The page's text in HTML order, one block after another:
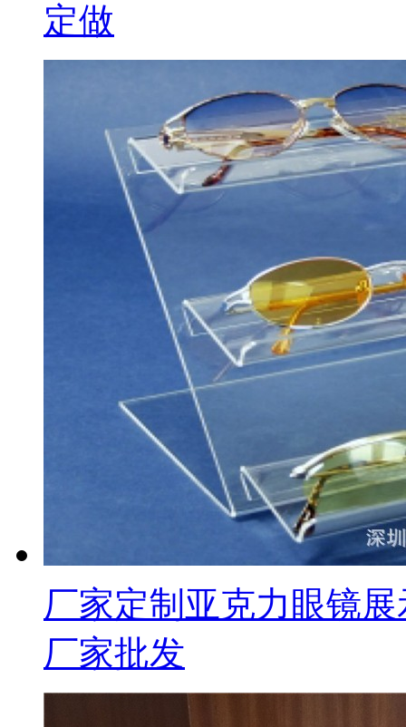
定做
厂家定制亚克力眼镜
厂家批发